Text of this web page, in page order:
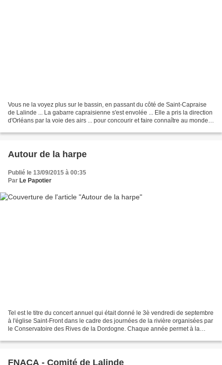
Vous ne la voyez plus sur le bassin, en passant du côté de Saint-Capraise
de Lalinde ... La gabarre capraisienne s'est envolée ... Elle a pris la direction
d'Orléans par la voie des airs ... pour concourir et faire connaître au monde
Autour de la harpe
Publié le 13/09/2015 à 00:35
Par Le Papotier
Tel est le titre du concert annuel qui était donné le 3è vendredi de septembre
à l'église Saint-Front dans le cadre des journées de la rivière organisées par
le Conservatoire des Rives de la Dordogne. Chaque année permet à la
FNACA - Comité de Lalinde